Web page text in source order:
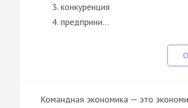
конкуренция
предприни…
Командная экономика — это